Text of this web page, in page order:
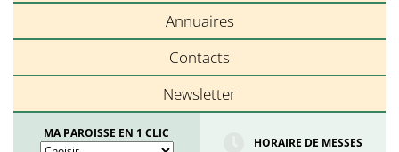
Annuaires
Contacts
Newsletter
MA PAROISSE EN 1 CLIC
HORAIRE DE MESSES